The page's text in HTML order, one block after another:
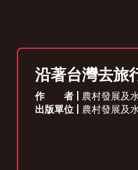
沿著台灣去旅
作者
農村發展及
出版單位
農村發展及